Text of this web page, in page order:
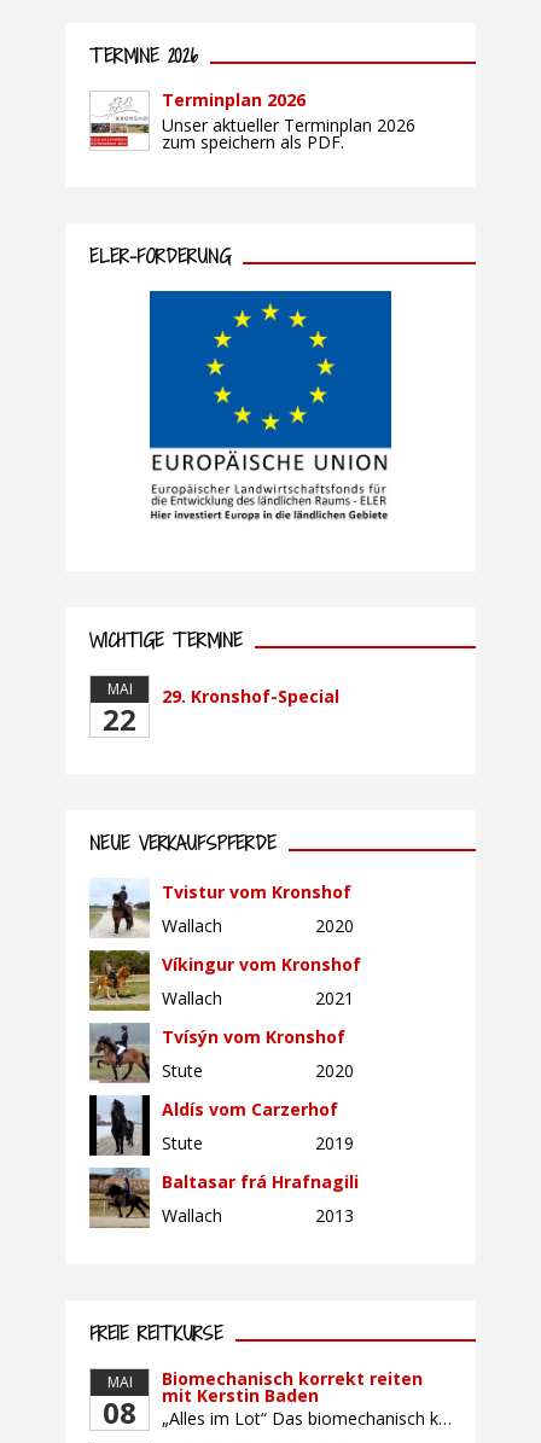
TERMINE 2026
Terminplan 2026
Unser aktueller Terminplan 2026
zum speichern als PDF.
ELER-FÖRDERUNG
WICHTIGE TERMINE
MAI
22
29. Kronshof-Special
NEUE VERKAUFSPFERDE
Tvistur vom Kronshof
Wallach
2020
Víkingur vom Kronshof
Wallach
2021
Tvísýn vom Kronshof
Stute
2020
Aldís vom Carzerhof
Stute
2019
Baltasar frá Hrafnagili
Wallach
2013
FREIE REITKURSE
MAI
08
Biomechanisch korrekt reiten
mit Kerstin Baden
„Alles im Lot“ Das biomechanisch korrekte Reiten vereint viele wichtige Erkenntnisse der Reitkunst und der Physiologie von Pferd und Reiter miteinander. Ziel ist die größtmögliche Symmetrie des Reiters, denn erst wenn „alles im Lot“ ist, kann das Pferd den Reiter ausbalanciert und losgelassen tragen. Dafür muss der Reiter lernen, die Reaktionen seines Pferdes auf seinen […]